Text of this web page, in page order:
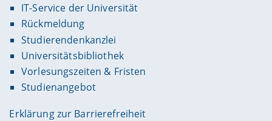
IT-Service der Universität
Rückmeldung
Studierendenkanzlei
Universitätsbibliothek
Vorlesungszeiten & Fristen
Studienangebot
Erklärung zur Barrierefreiheit